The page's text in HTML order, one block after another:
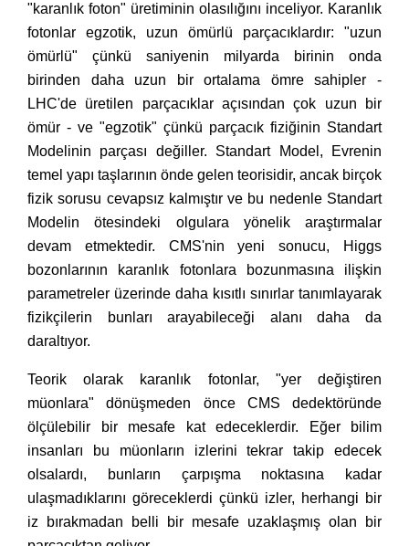
"karanlık foton" üretiminin olasılığını inceliyor. Karanlık
fotonlar egzotik, uzun ömürlü parçacıklardır: "uzun
ömürlü" çünkü saniyenin milyarda birinin onda
birinden daha uzun bir ortalama ömre sahipler -
LHC'de üretilen parçacıklar açısından çok uzun bir
ömür - ve "egzotik" çünkü parçacık fiziğinin Standart
Modelinin parçası değiller. Standart Model, Evrenin
temel yapı taşlarının önde gelen teorisidir, ancak birçok
fizik sorusu cevapsız kalmıştır ve bu nedenle Standart
Modelin ötesindeki olgulara yönelik araştırmalar
devam etmektedir. CMS'nin yeni sonucu, Higgs
bozonlarının karanlık fotonlara bozunmasına ilişkin
parametreler üzerinde daha kısıtlı sınırlar tanımlayarak
fizikçilerin bunları arayabileceği alanı daha da
daraltıyor.
Teorik olarak karanlık fotonlar, "yer değiştiren
müonlara" dönüşmeden önce CMS dedektöründe
ölçülebilir bir mesafe kat edeceklerdir. Eğer bilim
insanları bu müonların izlerini tekrar takip edecek
olsalardı, bunların çarpışma noktasına kadar
ulaşmadıklarını göreceklerdi çünkü izler, herhangi bir
iz bırakmadan belli bir mesafe uzaklaşmış olan bir